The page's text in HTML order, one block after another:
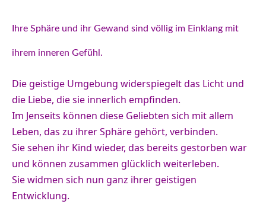
Ihre Sphäre und ihr Gewand sind völlig im Einklang mit
ihrem inneren Gefühl.
Die geistige Umgebung widerspiegelt das Licht und
die Liebe, die sie innerlich empfinden.
Im Jenseits können diese Geliebten sich mit allem
Leben, das zu ihrer Sphäre gehört, verbinden.
Sie sehen ihr Kind wieder, das bereits gestorben war
und können zusammen glücklich weiterleben.
Sie widmen sich nun ganz ihrer geistigen
Entwicklung.